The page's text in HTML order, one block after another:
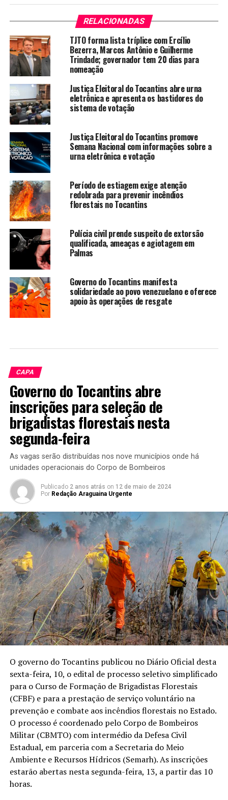
RELACIONADAS
TJTO forma lista tríplice com Ercílio
Bezerra, Marcos Antônio e Guilherme
Trindade; governador tem 20 dias para
nomeação
Justiça Eleitoral do Tocantins abre urna
eletrônica e apresenta os bastidores do
sistema de votação
Justiça Eleitoral do Tocantins promove
Semana Nacional com informações sobre a
urna eletrônica e votação
Período de estiagem exige atenção
redobrada para prevenir incêndios
florestais no Tocantins
Polícia civil prende suspeito de extorsão
qualificada, ameaças e agiotagem em
Palmas
Governo do Tocantins manifesta
solidariedade ao povo venezuelano e oferece
apoio às operações de resgate
CAPA
Governo do Tocantins abre
inscrições para seleção de
brigadistas florestais nesta
segunda-feira
As vagas serão distribuídas nos nove municípios onde há
unidades operacionais do Corpo de Bombeiros
Publicado 2 anos atrás on 12 de maio de 2024
Por Redação Araguaina Urgente
O governo do Tocantins publicou no Diário Oficial desta
sexta-feira, 10, o edital de processo seletivo simplificado
para o Curso de Formação de Brigadistas Florestais
(CFBF) e para a prestação de serviço voluntário na
prevenção e combate aos incêndios florestais no Estado.
O processo é coordenado pelo Corpo de Bombeiros
Militar (CBMTO) com intermédio da Defesa Civil
Estadual, em parceria com a Secretaria do Meio
Ambiente e Recursos Hídricos (Semarh). As inscrições
estarão abertas nesta segunda-feira, 13, a partir das 10
horas.